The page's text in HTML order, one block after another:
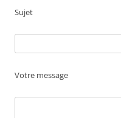
Sujet
Votre message